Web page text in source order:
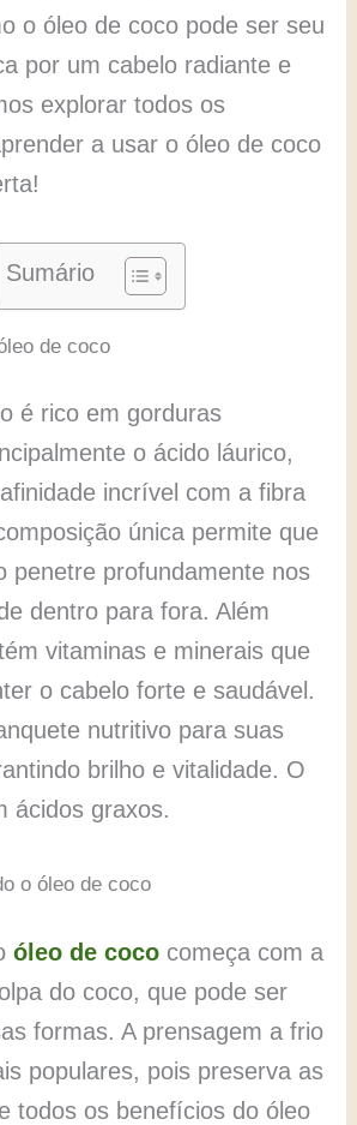
o óleo de coco pode ser seu
por um cabelo radiante e
explorar todos os
a usar o óleo de coco
Sumário
de coco
é rico em gorduras
o ácido láurico,
incrível com a fibra
única permite que
penetre profundamente nos
dentro para fora. Além
vitaminas e minerais que
o cabelo forte e saudável.
nutritivo para suas
brilho e vitalidade. O
ácidos graxos.
o óleo de coco
óleo de coco começa com a
do coco, que pode ser
formas. A prensagem a frio
populares, pois preserva as
todos os benefícios do óleo